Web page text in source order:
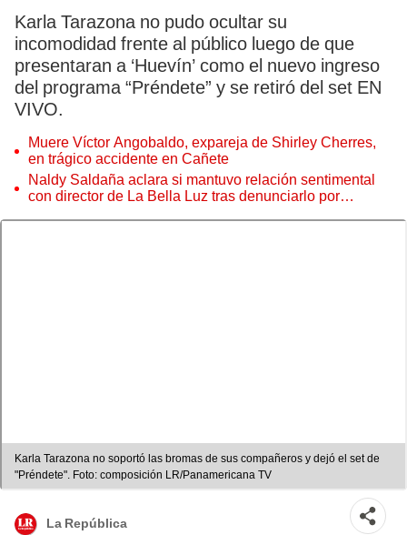
Karla Tarazona no pudo ocultar su
incomodidad frente al público luego de que
presentaran a ‘Huevín’ como el nuevo ingreso
del programa “Préndete” y se retiró del set EN
VIVO.
Muere Víctor Angobaldo, expareja de Shirley Cherres,
en trágico accidente en Cañete
Naldy Saldaña aclara si mantuvo relación sentimental
con director de La Bella Luz tras denunciarlo por
Karla Tarazona no soportó las bromas de sus compañeros y dejó el set de
"Préndete". Foto: composición LR/Panamericana TV
La República